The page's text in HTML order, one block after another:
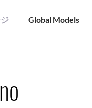
Global Models